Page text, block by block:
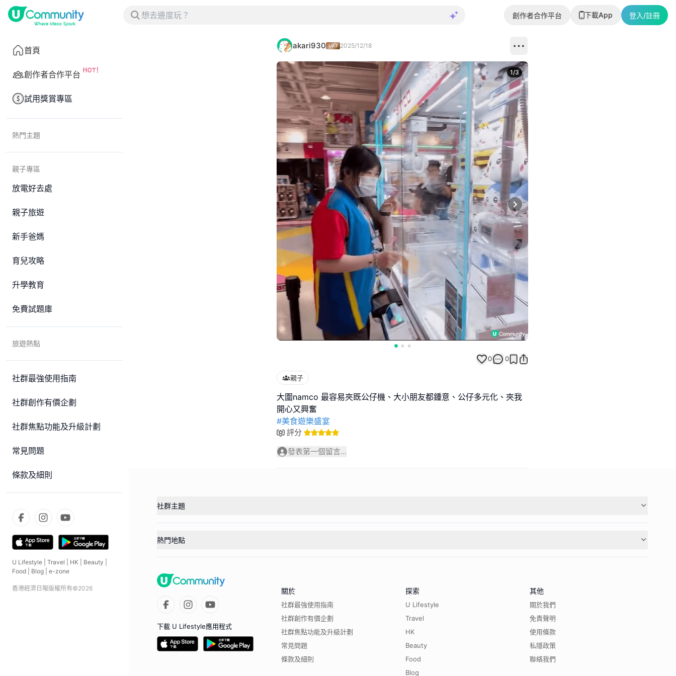
創作者合作平台 下載App 登入/註冊
首頁
創作者合作平台
試用獎賞專區
熱門主題
親子專區
放電好去處
親子旅遊
新手爸媽
育兒攻略
升學教育
免費試題庫
旅遊熱點
社群最強使用指南
社群創作有價企劃
社群焦點功能及升級計劃
常見問題
條款及細則
U Lifestyle Travel HK Beauty
Food
Blog e-zone
香港經濟日報版權所有©2026
akari930 2025/12/18
Next slide
1/3
0 0
親子
大圍namco 最容易夾既公仔機、大小朋友都鍾意、公仔多元化、夾我
#美食遊樂盛宴
評分
發表第一個留言...
社群主題
熱門地點
下載 U Lifestyle應用程式
關於
社群最強使用指南
社群創作有價企劃
社群焦點功能及升級計劃
常見問題
條款及細則
探索
U Lifestyle
Travel
HK
Beauty
Food
Blog
其他
關於我們
免責聲明
使用條款
私隱政策
聯絡我們